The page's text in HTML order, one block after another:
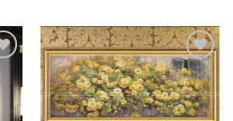
Add to
Wishlist